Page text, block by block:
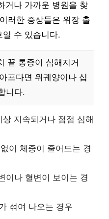
거나 가까운 병원을 찾
러한 증상들은 위장 출
일 수 있습니다.
끝 통증이 심해지거
프다면 위궤양이나 십
니다.
상 지속되거나 점점 심해
이 체중이 줄어드는 경
이나 혈변이 보이는 경
섞여 나오는 경우